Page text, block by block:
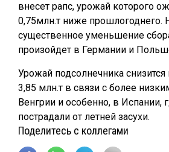
внесет рапс, урожай которого
0,75млн.т ниже прошлогоднего.
существенное уменьшение
произойдет в Германии и
Урожай подсолнечника снизится
3,85 млн.т в связи с более
Венгрии и особенно, в Испании,
пострадали от летней засухи.
Поделитесь с коллегами